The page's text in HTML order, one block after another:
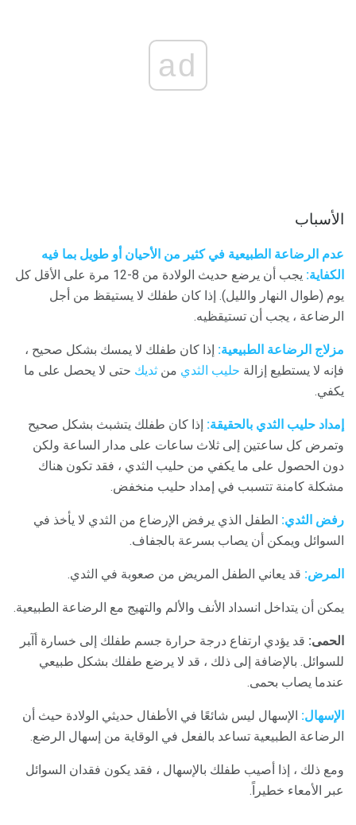
ad
الأسباب
عدم الرضاعة الطبيعية في كثير من الأحيان أو طويل بما فيه
الكفاية:
يجب أن يرضع حديث الولادة من 8-12 مرة على الأقل كل
يوم (طوال النهار والليل). إذا كان طفلك لا يستيقظ من أجل
الرضاعة ، يجب أن تستيقظيه.
مزلاج الرضاعة الطبيعية: إذا كان طفلك لا يمسك بشكل صحيح ،
فإنه لا يستطيع إزالة حليب الثدي من ثديك حتى لا يحصل على ما
يكفي.
إمداد حليب الثدي بالحقيقة: إذا كان طفلك يتشبث بشكل صحيح
وتمرض كل ساعتين إلى ثلاث ساعات على مدار الساعة ولكن
دون الحصول على ما يكفي من حليب الثدي ، فقد تكون هناك
مشكلة كامنة تتسبب في إمداد حليب منخفض.
رفض الثدي: الطفل الذي يرفض الإرضاع من الثدي لا يأخذ في
السوائل ويمكن أن يصاب بسرعة بالجفاف.
المرض: قد يعاني الطفل المريض من صعوبة في الثدي.
يمكن أن يتداخل انسداد الأنف والألم والتهيج مع الرضاعة الطبيعية.
اﻟﺤﻤﻰ: ﻗﺪ ﻳﺆدي ارﺗﻔﺎع درﺟﺔ ﺣﺮارة ﺟﺴﻢ ﻃﻔﻠﻚ إﻟﻰ ﺧﺴﺎرة أآﺒﺮ
ﻟﻠﺴﻮاﺋﻞ. بالإضافة إلى ذلك ، قد لا يرضع طفلك بشكل طبيعي
عندما يصاب بحمى.
الإسهال: الإسهال ليس شائعًا في الأطفال حديثي الولادة حيث أن
الرضاعة الطبيعية تساعد بالفعل في الوقاية من إسهال الرضع.
ومع ذلك ، إذا أصيب طفلك بالإسهال ، فقد يكون فقدان السوائل
عبر الأمعاء خطيراً.